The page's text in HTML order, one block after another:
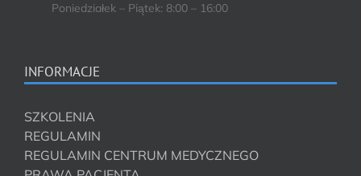
Poniedziałek – Piątek: 8:00 – 16:00
INFORMACJE
SZKOLENIA
REGULAMIN
REGULAMIN CENTRUM MEDYCZNEGO